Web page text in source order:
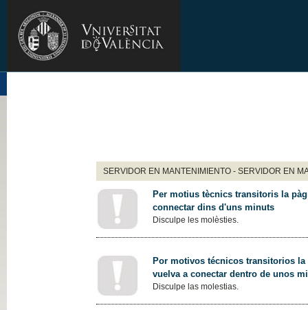
SERVIDOR EN MANTENIMIENTO - SERVIDOR EN
Per motius tècnics transitoris la
connectar dins d'uns minuts
Disculpe les molèsties.
Por motivos técnicos transitorios
vuelva a conectar dentro de unos
Disculpe las molestias.